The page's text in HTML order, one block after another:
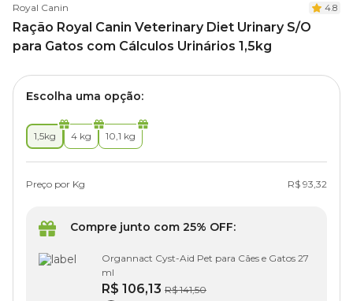
Royal Canin 4.8
Ração Royal Canin Veterinary Diet Urinary S/O
para Gatos com Cálculos Urinários 1,5kg
Escolha uma opção:
1,5kg 4 kg 10,1 kg
Preço por Kg R$ 93,32
Compre junto com 25% OFF:
Organnact Cyst-Aid Pet para Cães e Gatos 27
ml
R$ 106,13 R$ 141,50